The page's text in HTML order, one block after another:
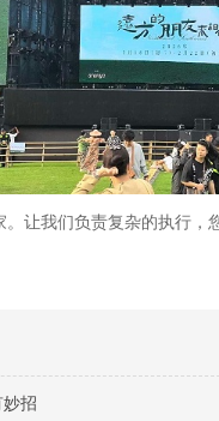
让我们负责复杂的执行
招